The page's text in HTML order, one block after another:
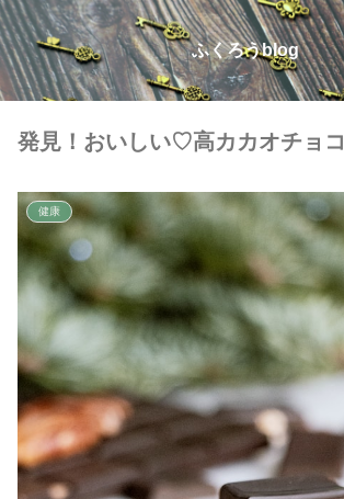
ふくろうblog
発見！おいしい♡高カカオチョコ
健康